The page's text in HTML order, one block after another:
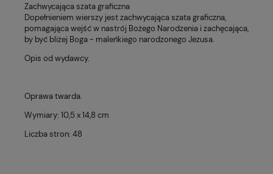
Zachwycająca szata graficzna
Dopełnieniem wierszy jest zachwycająca szata graficzna,
pomagająca wejść w nastrój Bożego Narodzenia i zachęcająca,
by być bliżej Boga - maleńkiego narodzonego Jezusa.
Opis od wydawcy.
Oprawa twarda.
Wymiary: 10,5 x 14,8 cm
Liczba stron: 48